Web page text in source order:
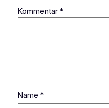
Kommentar *
Name *